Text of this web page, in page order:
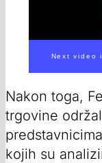
Nakon toga,
trgovine
kojih su